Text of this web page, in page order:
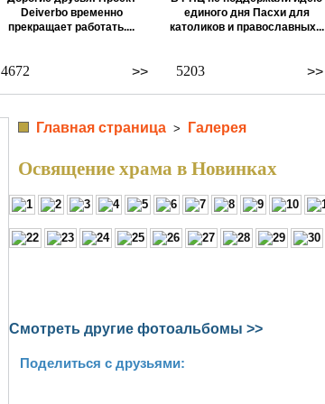
Deiverbo временно
прекращает работать....
>>
4672
единого дня Пасхи для
католиков и православных...
>>
5203
Главная страница > Галерея
Освящение храма в Новинках
Cмотреть другие фотоальбомы >>
Поделиться с друзьями: